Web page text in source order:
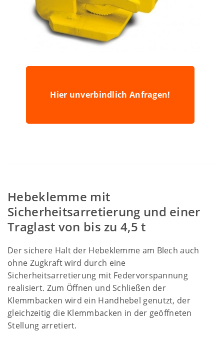
Hier unverbindlich Anfragen!
Hebeklemme mit
Sicherheitsarretierung und einer
Traglast von bis zu 4,5 t
Der sichere Halt der Hebeklemme am Blech auch
ohne Zugkraft wird durch eine
Sicherheitsarretierung mit Federvorspannung
realisiert. Zum Öffnen und Schließen der
Klemmbacken wird ein Handhebel genutzt, der
gleichzeitig die Klemmbacken in der geöffneten
Stellung arretiert.